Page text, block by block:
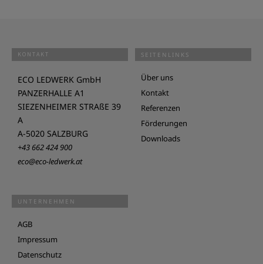
KONTAKT
ECO LEDWERK GmbH
PANZERHALLE A1
SIEZENHEIMER STRAßE 39
A
A-5020 SALZBURG
+43 662 424 900
eco@eco-ledwerk.at
SEITENLINKS
Über uns
Kontakt
Referenzen
Förderungen
Downloads
UNTERNEHMEN
AGB
Impressum
Datenschutz